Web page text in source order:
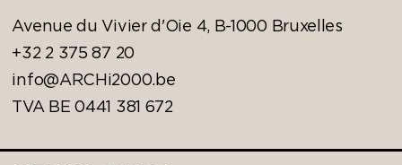
Avenue du Vivier d'Oie 4, B-1000 Bruxelles
+32 2 375 87 20
info@ARCHi2000.be
TVA BE 0441 381 672